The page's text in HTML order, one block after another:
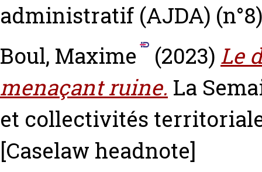
administratif (AJDA)
Boul, Maxime
(2023) Le
menaçant ruine. La
et collectivités
[Caselaw headnote]